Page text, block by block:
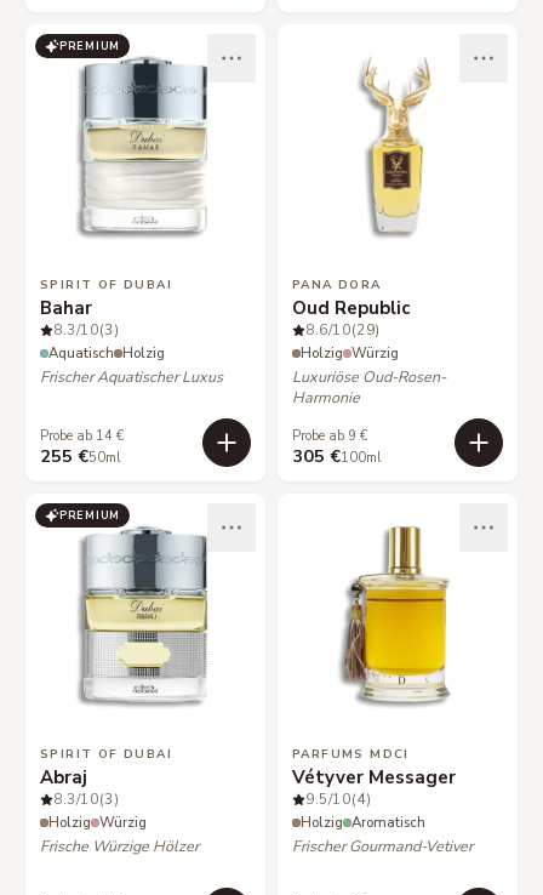
PREMIUM
SPIRIT OF DUBAI
Bahar
8.3/10(3)
Aquatisch Holzig
Frischer Aquatischer Luxus
Probe ab 14 €
255 €50ml
PANA DORA
Oud Republic
8.6/10(29)
Holzig Würzig
Luxuriöse Oud-Rosen-
Harmonie
Probe ab 9 €
305 €100ml
PREMIUM
SPIRIT OF DUBAI
Abraj
8.3/10(3)
Holzig Würzig
Frische Würzige Hölzer
PARFUMS MDCI
Vétyver Messager
9.5/10(4)
Holzig Aromatisch
Frischer Gourmand-Vetiver